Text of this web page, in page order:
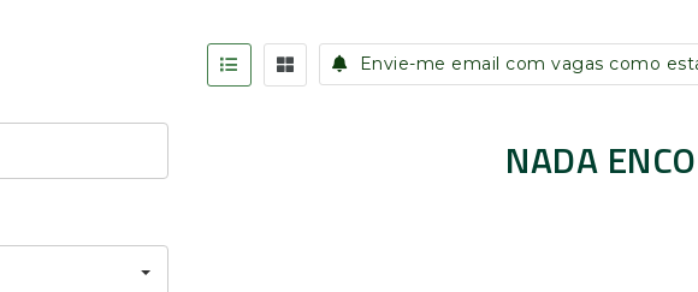
Envie-me email com vagas como
NADA